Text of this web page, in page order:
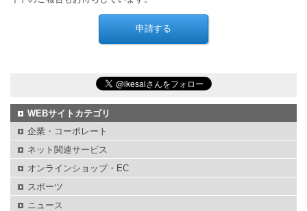
WEBサイトカテゴリ
企業・コーポレート
ネット関連サービス
オンラインショップ・EC
スポーツ
ニュース